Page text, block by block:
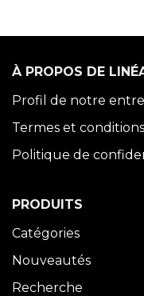
À PROPOS DE
Profil de notre
Termes et conditions
Politique de
PRODUITS
Catégories
Nouveautés
Recherche